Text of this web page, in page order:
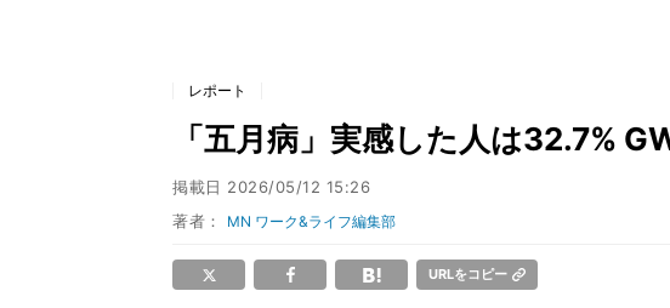
レポート
「五月病」実感した人は32.7%
掲載日 2026/05/12 15:26
著者： MN ワーク&ライフ編集部
URLをコピー